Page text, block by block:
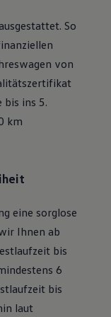
Shop
und Radio
So
von
bis ins 5.
km
eine sorglose
Ihnen ab
bis
6
bis
laut